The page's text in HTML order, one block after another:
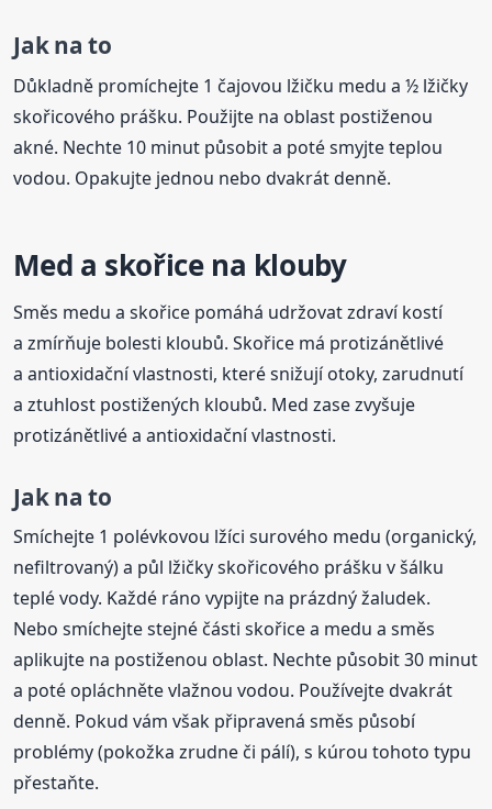
Jak na to
Důkladně promíchejte 1 čajovou lžičku medu a ½ lžičky
skořicového prášku. Použijte na oblast postiženou
akné. Nechte 10 minut působit a poté smyjte teplou
vodou. Opakujte jednou nebo dvakrát denně.
Med a skořice na klouby
Směs medu a skořice pomáhá udržovat zdraví kostí
a zmírňuje bolesti kloubů. Skořice má protizánětlivé
a antioxidační vlastnosti, které snižují otoky, zarudnutí
a ztuhlost postižených kloubů. Med zase zvyšuje
protizánětlivé a antioxidační vlastnosti.
Jak na to
Smíchejte 1 polévkovou lžíci surového medu (organický,
nefiltrovaný) a půl lžičky skořicového prášku v šálku
teplé vody. Každé ráno vypijte na prázdný žaludek.
Nebo smíchejte stejné části skořice a medu a směs
aplikujte na postiženou oblast. Nechte působit 30 minut
a poté opláchněte vlažnou vodou. Používejte dvakrát
denně. Pokud vám však připravená směs působí
problémy (pokožka zrudne či pálí), s kúrou tohoto typu
přestaňte.